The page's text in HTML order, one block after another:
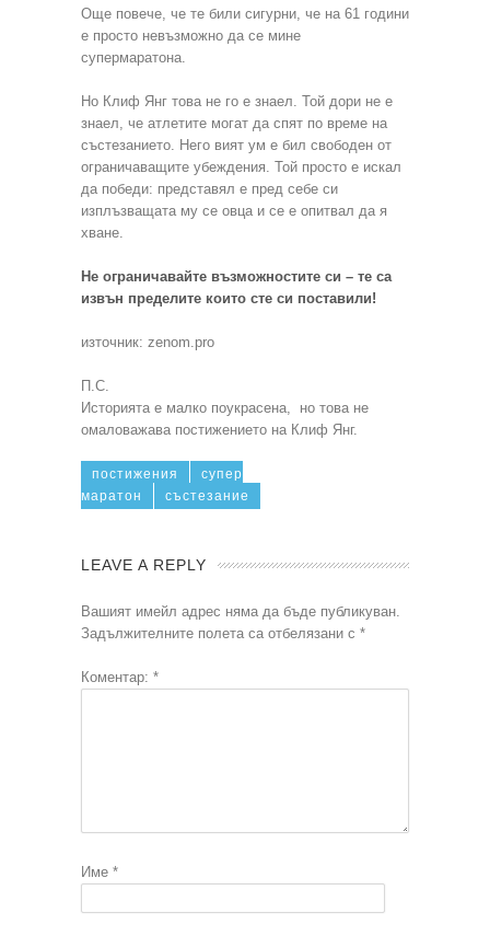
Още повече, че те били сигурни, че на 61 години
е просто невъзможно да се мине
супермаратона.
Но Клиф Янг това не го е знаел. Той дори не е
знаел, че атлетите могат да спят по време на
състезанието. Него вият ум е бил свободен от
ограничаващите убеждения. Той просто е искал
да победи: представял е пред себе си
изплъзващата му се овца и се е опитвал да я
хване.
Не ограничавайте възможностите си – те са
извън пределите които сте си поставили!
източник: zenom.pro
П.С.
Историята е малко поукрасена, но това не
омаловажава постижението на Клиф Янг.
постижения
супер
маратон
състезание
LEAVE A REPLY
Вашият имейл адрес няма да бъде публикуван.
Задължителните полета са отбелязани с *
Коментар: *
Име *